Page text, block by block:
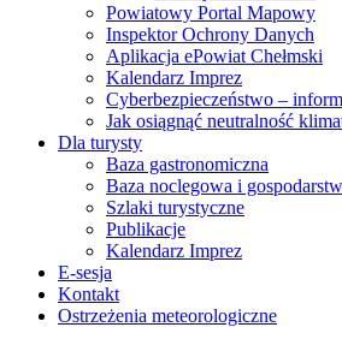
Powiatowy Portal Mapowy
Inspektor Ochrony Danych
Aplikacja ePowiat Chełmski
Kalendarz Imprez
Cyberbezpieczeństwo –
Jak osiągnąć neutralność
Dla turysty
Baza gastronomiczna
Baza noclegowa i
Szlaki turystyczne
Publikacje
Kalendarz Imprez
E-sesja
Kontakt
Ostrzeżenia meteorologiczne